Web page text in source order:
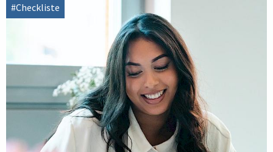
#Checkliste